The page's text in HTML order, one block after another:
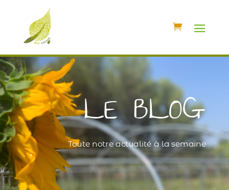
LE BLOG
Toute notre actualité à la semaine